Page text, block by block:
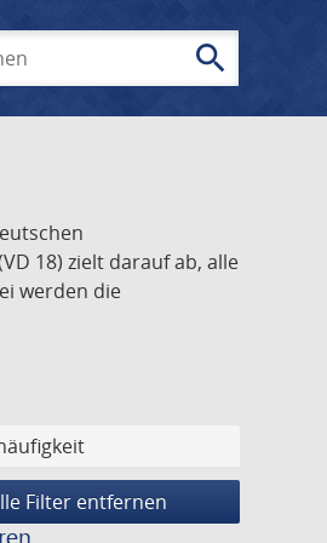
search
18) zielt darauf ab, alle
werden die
Filter entfernen